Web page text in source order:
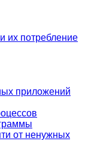
их потребление
приложений
от ненужных